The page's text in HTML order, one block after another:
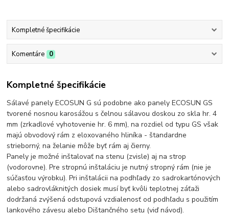
Kompletné špecifikácie
Komentáre 0
Kompletné špecifikácie
Sálavé panely ECOSUN G sú podobne ako panely ECOSUN GS
tvorené nosnou karosážou s čelnou sálavou doskou zo skla hr. 4
mm (zrkadlové vyhotovenie hr. 6 mm), na rozdiel od typu GS však
majú obvodový rám z eloxovaného hliníka - štandardne
strieborný, na želanie môže byť rám aj čierny.
Panely je možné inštalovať na stenu (zvisle) aj na strop
(vodorovne). Pre stropnú inštaláciu je nutný stropný rám (nie je
súčasťou výrobku). Pri inštalácii na podhľady zo sadrokartónových
alebo sadrovláknitých dosiek musí byť kvôli teplotnej záťaži
dodržaná zvýšená odstupová vzdialenosť od podhľadu s použitím
lankového závesu alebo Dištančného setu (viď návod).